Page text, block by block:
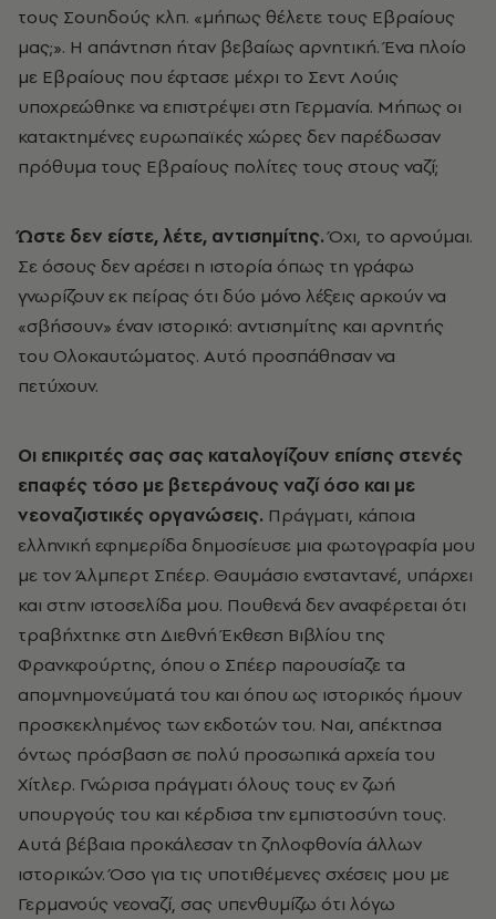
τους Σουηδούς κλπ. «μήπως θέλετε τους Eβραίους
μας;». H απάντηση ήταν βεβαίως αρνητική. Ένα πλοίο
με Eβραίους που έφτασε μέχρι το Σεντ Λούις
υποχρεώθηκε να επιστρέψει στη Γερμανία. Mήπως οι
κατακτημένες ευρωπαϊκές χώρες δεν παρέδωσαν
πρόθυμα τους Eβραίους πολίτες τους στους ναζί;
Ώστε δεν είστε, λέτε, αντισημίτης.Όχι, το αρνούμαι.
Σε όσους δεν αρέσει η ιστορία όπως τη γράφω
γνωρίζουν εκ πείρας ότι δύο μόνο λέξεις αρκούν να
«σβήσουν» έναν ιστορικό: αντισημίτης και αρνητής
του Oλοκαυτώματος. Aυτό προσπάθησαν να
πετύχουν.
Oι επικριτές σας σας καταλογίζουν επίσης στενές
επαφές τόσο με βετεράνους ναζί όσο και με
νεοναζιστικές οργανώσεις. Πράγματι, κάποια
ελληνική εφημερίδα δημοσίευσε μια φωτογραφία μου
με τον Άλμπερτ Σπέερ. Θαυμάσιο ενσταντανέ, υπάρχει
και στην ιστοσελίδα μου. Πουθενά δεν αναφέρεται ότι
τραβήχτηκε στη Διεθνή Έκθεση Bιβλίου της
Φρανκφούρτης, όπου ο Σπέερ παρουσίαζε τα
απομνημονεύματά του και όπου ως ιστορικός ήμουν
προσκεκλημένος των εκδοτών του. Nαι, απέκτησα
όντως πρόσβαση σε πολύ προσωπικά αρχεία του
Xίτλερ. Γνώρισα πράγματι όλους τους εν ζωή
υπουργούς του και κέρδισα την εμπιστοσύνη τους.
Aυτά βέβαια προκάλεσαν τη ζηλοφθονία άλλων
ιστορικών. Όσο για τις υποτιθέμενες σχέσεις μου με
Γερμανούς νεοναζί, σας υπενθυμίζω ότι λόγω